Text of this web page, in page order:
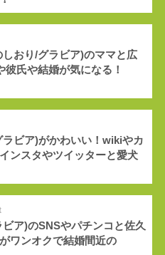
おり/グラビア)のママと広
彼氏や結婚が気になる！
ビア)がかわいい！wikiやカ
ンスタやツイッターと愛犬
ア)のSNSやパチンコと佐久
ワンオクで結婚間近の